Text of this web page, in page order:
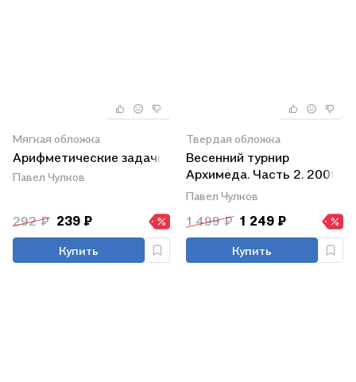
Мягкая обложка
Арифметические задачи
Павел Чулков
292 ₽ 239 ₽
Купить
Твердая обложка
Весенний турнир
Архимеда. Часть 2. 2009
—2019
Павел Чулков
1 499 ₽ 1 249 ₽
Купить